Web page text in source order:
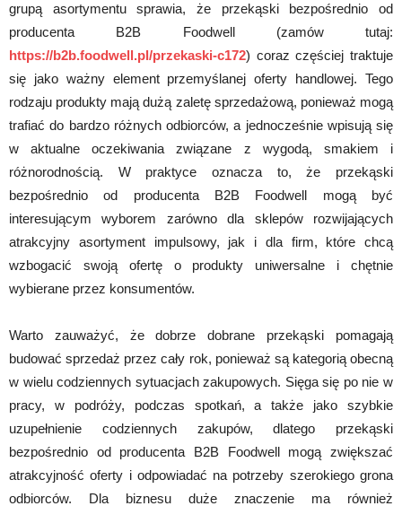
grupą asortymentu sprawia, że przekąski bezpośrednio od
producenta B2B Foodwell (zamów tutaj:
https://b2b.foodwell.pl/przekaski-c172) coraz częściej traktuje
się jako ważny element przemyślanej oferty handlowej. Tego
rodzaju produkty mają dużą zaletę sprzedażową, ponieważ mogą
trafiać do bardzo różnych odbiorców, a jednocześnie wpisują się
w aktualne oczekiwania związane z wygodą, smakiem i
różnorodnością. W praktyce oznacza to, że przekąski
bezpośrednio od producenta B2B Foodwell mogą być
interesującym wyborem zarówno dla sklepów rozwijających
atrakcyjny asortyment impulsowy, jak i dla firm, które chcą
wzbogacić swoją ofertę o produkty uniwersalne i chętnie
wybierane przez konsumentów.
Warto zauważyć, że dobrze dobrane przekąski pomagają
budować sprzedaż przez cały rok, ponieważ są kategorią obecną
w wielu codziennych sytuacjach zakupowych. Sięga się po nie w
pracy, w podróży, podczas spotkań, a także jako szybkie
uzupełnienie codziennych zakupów, dlatego przekąski
bezpośrednio od producenta B2B Foodwell mogą zwiększać
atrakcyjność oferty i odpowiadać na potrzeby szerokiego grona
odbiorców. Dla biznesu duże znaczenie ma również